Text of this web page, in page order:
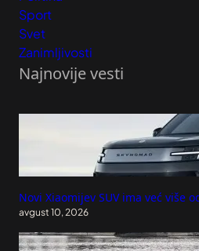
Sport
Svet
Zanimljivosti
Najnovije vesti
Novi Xiaomijev SUV ima već više
avgust 10, 2026